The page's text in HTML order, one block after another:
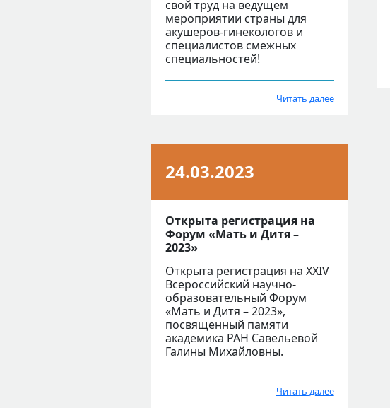
свой труд на ведущем
мероприятии страны для
акушеров-гинекологов и
специалистов смежных
специальностей!
Читать далее
24.03.2023
Открыта регистрация на
Форум «Мать и Дитя –
2023»
Открыта регистрация на XXIV
Всероссийский научно-
образовательный Форум
«Мать и Дитя – 2023»,
посвященный памяти
академика РАН Савельевой
Галины Михайловны.
Читать далее